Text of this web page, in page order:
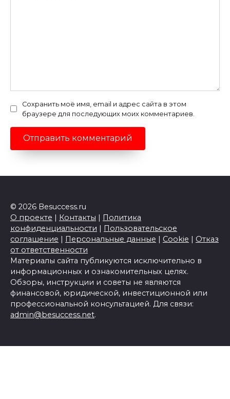
Сохранить моё имя, email и адрес сайта в этом
браузере для последующих моих комментариев.
© 2026 Besuccess.ru
О проекте | Контакты | Политика
конфиденциальности | Пользовательское
соглашение | Персональные данные | Cookie | Отказ
от ответственности
Материалы сайта публикуются исключительно в
информационных и ознакомительных целях.
Обзоры, инструкции и советы не являются
финансовой, юридической, инвестиционной или
профессиональной консультацией. Для связи:
admin@besuccess.net.